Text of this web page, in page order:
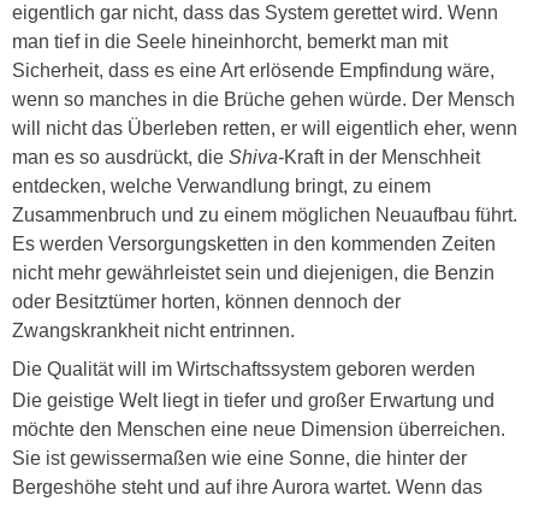
eigentlich gar nicht, dass das System gerettet wird. Wenn
man tief in die Seele hineinhorcht, bemerkt man mit
Sicherheit, dass es eine Art erlösende Empfindung wäre,
wenn so manches in die Brüche gehen würde. Der Mensch
will nicht das Überleben retten, er will eigentlich eher, wenn
man es so ausdrückt, die Shiva-Kraft in der Menschheit
entdecken, welche Verwandlung bringt, zu einem
Zusammenbruch und zu einem möglichen Neuaufbau führt.
Es werden Versorgungsketten in den kommenden Zeiten
nicht mehr gewährleistet sein und diejenigen, die Benzin
oder Besitztümer horten, können dennoch der
Zwangskrankheit nicht entrinnen.
Die Qualität will im Wirtschaftssystem geboren werden
Die geistige Welt liegt in tiefer und großer Erwartung und
möchte den Menschen eine neue Dimension überreichen.
Sie ist gewissermaßen wie eine Sonne, die hinter der
Bergeshöhe steht und auf ihre Aurora wartet. Wenn das